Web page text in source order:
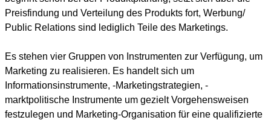
Preisfindung und Verteilung des Produkts fort, Werbung/
Public Relations sind lediglich Teile des Marketings.
Es stehen vier Gruppen von Instrumenten zur Verfügung, um
Marketing zu realisieren. Es handelt sich um
Informationsinstrumente, -Marketingstrategien, -
marktpolitische Instrumente um gezielt Vorgehensweisen
festzulegen und Marketing-Organisation für eine qualifizierte